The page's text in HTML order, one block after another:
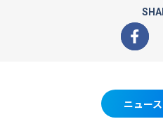
ニュー